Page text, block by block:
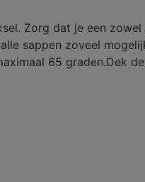
Zorg dat je een
sappen zoveel
65 graden.Dek